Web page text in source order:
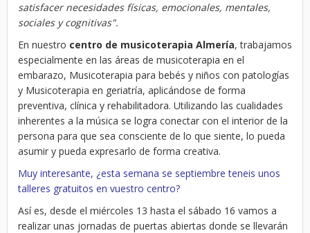
satisfacer necesidades físicas, emocionales, mentales,
sociales y cognitivas".
En nuestro centro de musicoterapia Almería, trabajamos
especialmente en las áreas de musicoterapia en el
embarazo, Musicoterapia para bebés y niños con patologías
y Musicoterapia en geriatría, aplicándose de forma
preventiva, clínica y rehabilitadora. Utilizando las cualidades
inherentes a la música se logra conectar con el interior de la
persona para que sea consciente de lo que siente, lo pueda
asumir y pueda expresarlo de forma creativa.
Muy interesante, ¿esta semana se septiembre teneis unos
talleres gratuitos en vuestro centro?
Así es, desde el miércoles 13 hasta el sábado 16 vamos a
realizar unas jornadas de puertas abiertas donde se llevarán